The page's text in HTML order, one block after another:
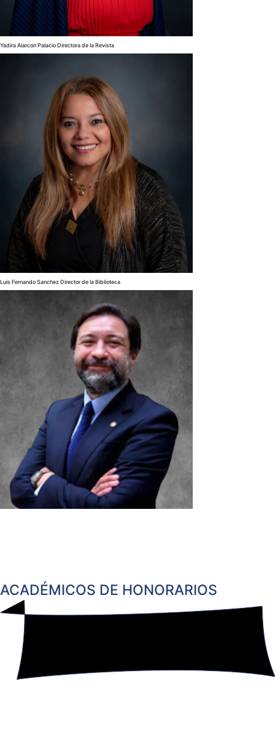
Yadira Alarcon Palacio Directora de la Revista
Luis Fernando Sanchez Director de la Biblioteca
ACADÉMICOS DE HONORARIOS